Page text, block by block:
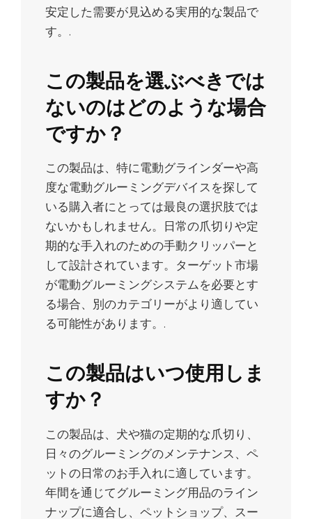
安定した需要が見込める実用的な製品で
す。.
この製品を選ぶべきでは
ないのはどのような場合
ですか？
この製品は、特に電動グラインダーや高
度な電動グルーミングデバイスを探して
いる購入者にとっては最良の選択肢では
ないかもしれません。日常の爪切りや定
期的な手入れのための手動クリッパーと
して設計されています。ターゲット市場
が電動グルーミングシステムを必要とす
る場合、別のカテゴリーがより適してい
る可能性があります。.
この製品はいつ使用しま
すか？
この製品は、犬や猫の定期的な爪切り、
日々のグルーミングのメンテナンス、ペ
ットの日常のお手入れに適しています。
年間を通じてグルーミング用品のライン
ナップに適合し、ペットショップ、スー